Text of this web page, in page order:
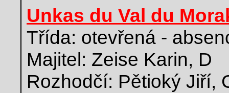
Unkas du Val du
Třída: otevřená -
Majitel: Zeise Karin, D
Rozhodčí: Pětioký Jiří,